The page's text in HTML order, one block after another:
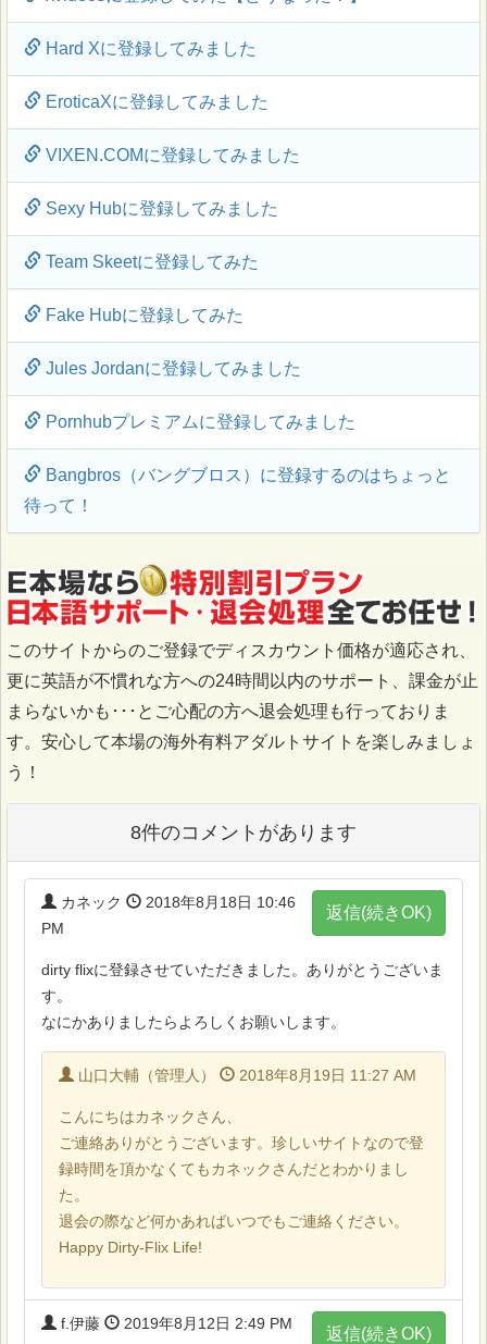
Hard Xに登録してみました
EroticaXに登録してみました
VIXEN.COMに登録してみました
Sexy Hubに登録してみました
Team Skeetに登録してみた
Fake Hubに登録してみた
Jules Jordanに登録してみました
Pornhubプレミアムに登録してみました
Bangbros（バングブロス）に登録するのはちょっと
待って！
このサイトからのご登録でディスカウント価格が適応され、
更に英語が不慣れな方への24時間以内のサポート、課金が止
まらないかも･･･とご心配の方へ退会処理も行っておりま
す。安心して本場の海外有料アダルトサイトを楽しみましょ
う！
8件のコメントがあります
返信(続きOK)
カネック
2018年8月18日 10:46
PM
dirty flixに登録させていただきました。ありがとうございま
す。
なにかありましたらよろしくお願いします。
山口大輔（管理人） 2018年8月19日 11:27 AM
こんにちはカネックさん、
ご連絡ありがとうございます。珍しいサイトなので登
録時間を頂かなくてもカネックさんだとわかりまし
た。
退会の際など何かあればいつでもご連絡ください。
Happy Dirty-Flix Life!
返信(続きOK)
f.伊藤 2019年8月12日 2:49 PM